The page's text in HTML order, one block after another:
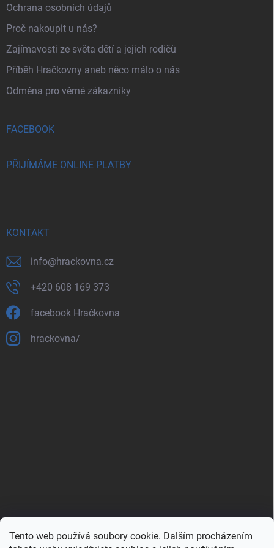
Tento web používá soubory cookie. Dalším procházením
Ochrana osobních údajů
Proč nakoupit u nás?
Zajímavosti ze světa dětí a jejich rodičů
Příběh Hračkovny aneb něco málo o nás
Odměna pro věrné zákazníky
FACEBOOK
PŘIJÍMÁME ONLINE PLATBY
KONTAKT
info@hrackovna.cz
+420 608 169 373
facebook Hračkovna
hrackovna/